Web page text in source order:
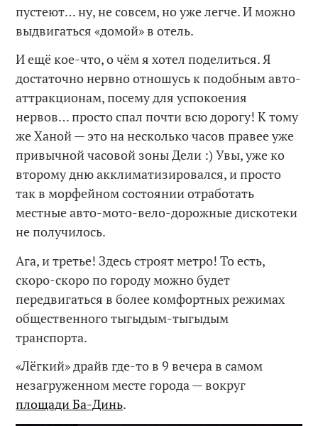
пустеют… ну, не совсем, но уже легче. И можно
выдвигаться «домой» в отель.
И ещё кое-что, о чём я хотел поделиться. Я
достаточно нервно отношусь к подобным авто-
аттракционам, посему для успокоения
нервов… просто спал почти всю дорогу! К тому
же Ханой — это на несколько часов правее уже
привычной часовой зоны Дели :) Увы, уже ко
второму дню акклиматизировался, и просто
так в морфейном состоянии отработать
местные авто-мото-вело-дорожные дискотеки
не получилось.
Ага, и третье! Здесь строят метро! То есть,
скоро-скоро по городу можно будет
передвигаться в более комфортных режимах
общественного тыгыдым-тыгыдым
транспорта.
«Лёгкий» драйв где-то в 9 вечера в самом
незагруженном месте города — вокруг
площади Ба-Динь.